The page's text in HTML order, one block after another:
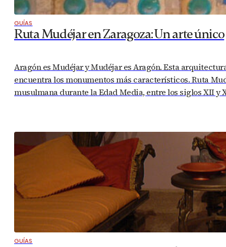
GUÍAS
Ruta Mudéjar en Zaragoza: Un arte único
Aragón es Mudéjar y Mudéjar es Aragón. Esta
encuentra los monumentos más característicos. Ruta
musulmana durante la Edad Media, entre los siglos XII y
GUÍAS